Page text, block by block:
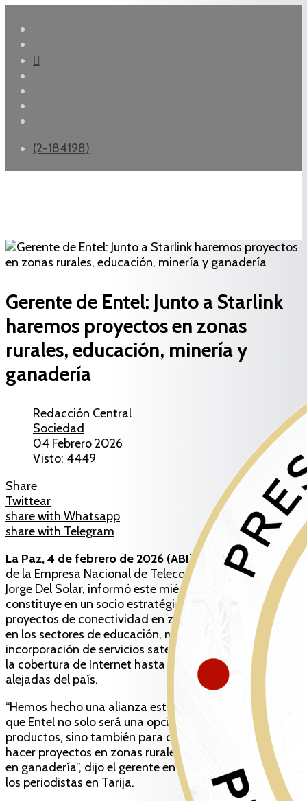
(2-184198)
Gerente de Entel: Junto a Starlink
haremos proyectos en zonas
rurales, educación, minería y
ganadería
Redacción Central
Sociedad
04 Febrero 2026
Visto: 4449
Share
Twittear
share with Whatsapp
share with Telegram
La Paz, 4 de febrero de 2026 (ABI).-
El gerente general
de la Empresa Nacional de Telecomunicaciones (Entel),
Jorge Del Solar, informó este miércoles que Starlink se
constituye en un socio estratégico para el desarrollo de
proyectos de conectividad en zonas rurales, así como
en los sectores de educación, minería y ganadería. La
incorporación de servicios satelitales permitirá ampliar
la cobertura de Internet hasta las regiones más
alejadas del país.
“Hemos hecho una alianza estratégica con ellos, así
que Entel no solo será una opción para vender sus
productos, sino también para conjuntamente con ellos
hacer proyectos en zonas rurales, educación, minería y
en ganadería”, dijo el gerente en un breve contacto con
los periodistas en Tarija.